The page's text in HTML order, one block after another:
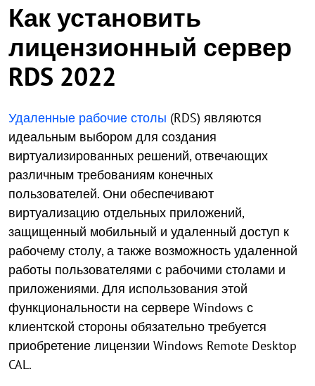
Как установить
лицензионный сервер
RDS 2022
Удаленные рабочие столы (RDS) являются
идеальным выбором для создания
виртуализированных решений, отвечающих
различным требованиям конечных
пользователей. Они обеспечивают
виртуализацию отдельных приложений,
защищенный мобильный и удаленный доступ к
рабочему столу, а также возможность удаленной
работы пользователями с рабочими столами и
приложениями. Для использования этой
функциональности на сервере Windows с
клиентской стороны обязательно требуется
приобретение лицензии Windows Remote Desktop
CAL.